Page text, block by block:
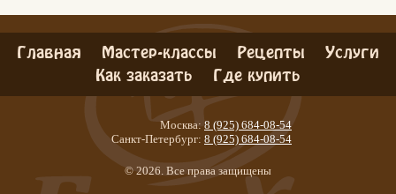
Главная Мастер-классы Рецепты Услуги
Как заказать Где купить
Москва: 8 (925) 684-08-54
Санкт-Петербург: 8 (925) 684-08-54
© 2026. Все права защищены